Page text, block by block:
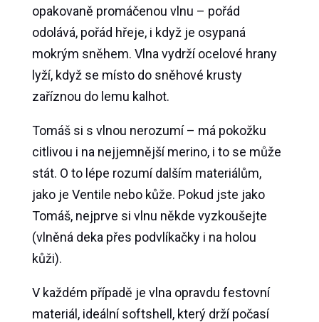
opakovaně promáčenou vlnu – pořád
odolává, pořád hřeje, i když je osypaná
mokrým sněhem. Vlna vydrží ocelové hrany
lyží, když se místo do sněhové krusty
zaříznou do lemu kalhot.
Tomáš si s vlnou nerozumí – má pokožku
citlivou i na nejjemnější merino, i to se může
stát. O to lépe rozumí dalším materiálům,
jako je Ventile nebo kůže. Pokud jste jako
Tomáš, nejprve si vlnu někde vyzkoušejte
(vlněná deka přes podvlíkačky i na holou
kůži).
V každém případě je vlna opravdu festovní
materiál, ideální softshell, který drží počasí